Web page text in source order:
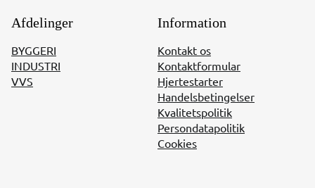
Afdelinger
BYGGERI
INDUSTRI
VVS
Information
Kontakt os
Kontaktformular
Hjertestarter
Handelsbetingelser
Kvalitetspolitik
Persondatapolitik
Cookies